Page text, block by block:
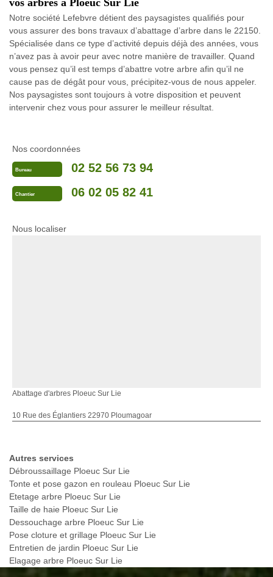
vos arbres à Ploeuc Sur Lie
Notre société Lefebvre détient des paysagistes qualifiés pour
vous assurer des bons travaux d’abattage d’arbre dans le 22150.
Spécialisée dans ce type d’activité depuis déjà des années, vous
n’avez pas à avoir peur avec notre manière de travailler. Quand
vous pensez qu’il est temps d’abattre votre arbre afin qu’il ne
cause pas de dégât pour vous, précipitez-vous de nous appeler.
Nos paysagistes sont toujours à votre disposition et peuvent
intervenir chez vous pour assurer le meilleur résultat.
Nos coordonnées
Bureau 02 52 56 73 94
Chantier 06 02 05 82 41
Nous localiser
Abattage d'arbres Ploeuc Sur Lie
10 Rue des Églantiers 22970 Ploumagoar
Autres services
Débroussaillage Ploeuc Sur Lie
Tonte et pose gazon en rouleau Ploeuc Sur Lie
Etetage arbre Ploeuc Sur Lie
Taille de haie Ploeuc Sur Lie
Dessouchage arbre Ploeuc Sur Lie
Pose cloture et grillage Ploeuc Sur Lie
Entretien de jardin Ploeuc Sur Lie
Elagage arbre Ploeuc Sur Lie